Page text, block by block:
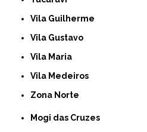
Vila Guilherme
Vila Gustavo
Vila Maria
Vila Medeiros
Zona Norte
Mogi das Cruzes